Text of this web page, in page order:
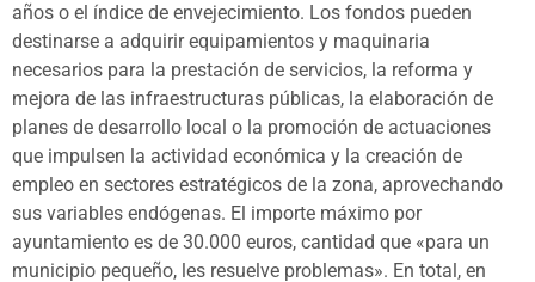
años o el índice de envejecimiento. Los fondos pueden
destinarse a adquirir equipamientos y maquinaria
necesarios para la prestación de servicios, la reforma y
mejora de las infraestructuras públicas, la elaboración de
planes de desarrollo local o la promoción de actuaciones
que impulsen la actividad económica y la creación de
empleo en sectores estratégicos de la zona, aprovechando
sus variables endógenas. El importe máximo por
ayuntamiento es de 30.000 euros, cantidad que «para un
municipio pequeño, les resuelve problemas». En total, en